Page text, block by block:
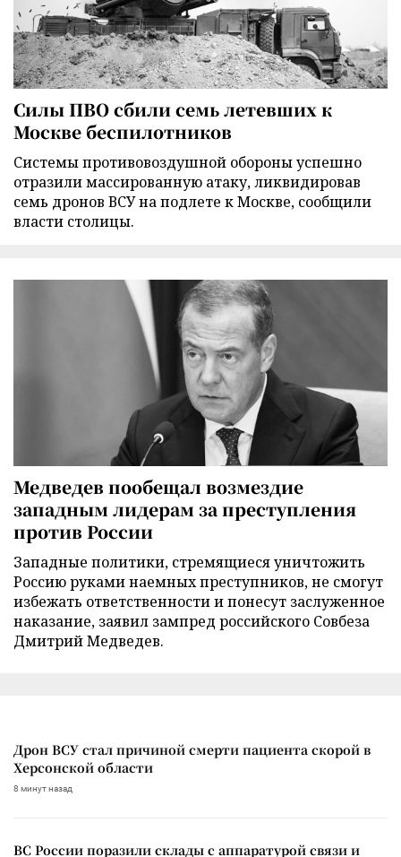
Силы ПВО сбили семь летевших к
Москве беспилотников
Cистемы противовоздушной обороны успешно
отразили массированную атаку, ликвидировав
семь дронов ВСУ на подлете к Москве, сообщили
власти столицы.
Медведев пообещал возмездие
западным лидерам за преступления
против России
Западные политики, стремящиеся уничтожить
Россию руками наемных преступников, не смогут
избежать ответственности и понесут заслуженное
наказание, заявил зампред российского Совбеза
Дмитрий Медведев.
Дрон ВСУ стал причиной смерти пациента скорой в
Херсонской области
8 минут назад
ВС России поразили склады с аппаратурой связи и